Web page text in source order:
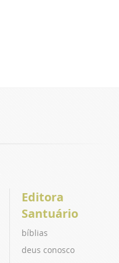
Editora
Santuário
bíblias
deus conosco